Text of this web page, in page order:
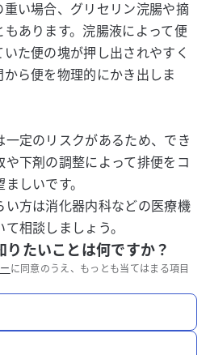
い場合、グリセリン浣腸や摘
あります。浣腸液によって便
た便の塊が押し出されやすく
ら便を物理的にかき出しま
一定のリスクがあるため、でき
下剤の調整によって排便をコ
しいです。
い方は消化器内科などの医療機
相談しましょう。
りたいことは何ですか？
に同意のうえ、もっとも当てはまる項目